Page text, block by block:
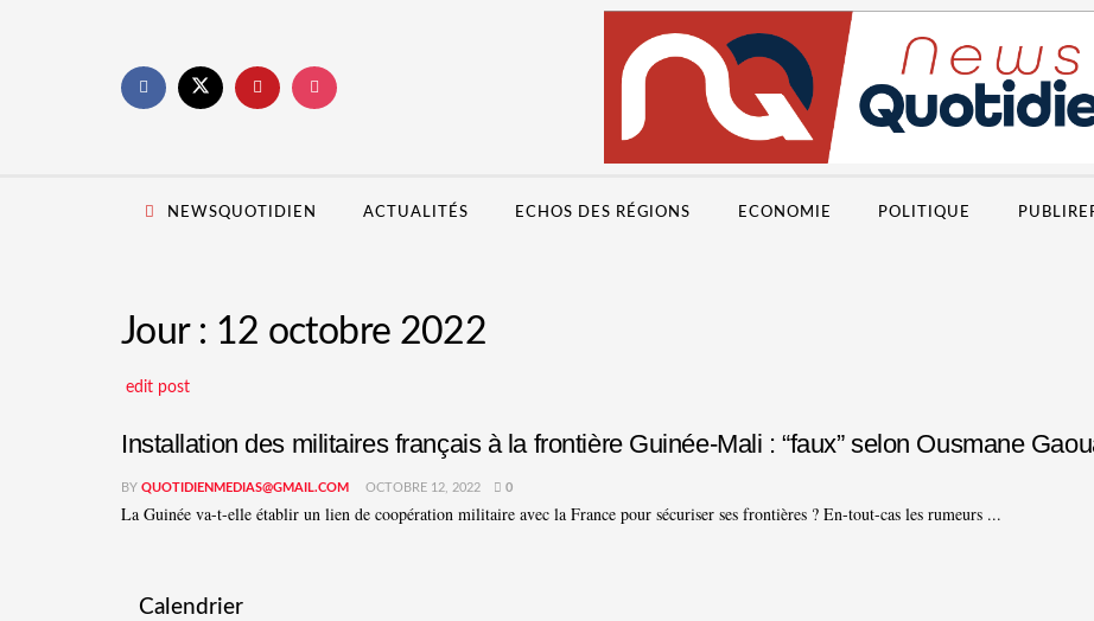
NEWSQUOTIDIEN ACTUALITÉS ECHOS DES RÉGIONS ECONOMIE POLITIQUE
Jour : 12 octobre 2022
edit post
Installation des militaires français à la frontière Guinée-Mali : “faux” selon Ousmane
BY QUOTIDIENMEDIAS@GMAIL.COM OCTOBRE 12, 2022 0
La Guinée va-t-elle établir un lien de coopération militaire avec la France pour sécuriser ses frontières ? En-tout-cas les rumeurs ...
Calendrier